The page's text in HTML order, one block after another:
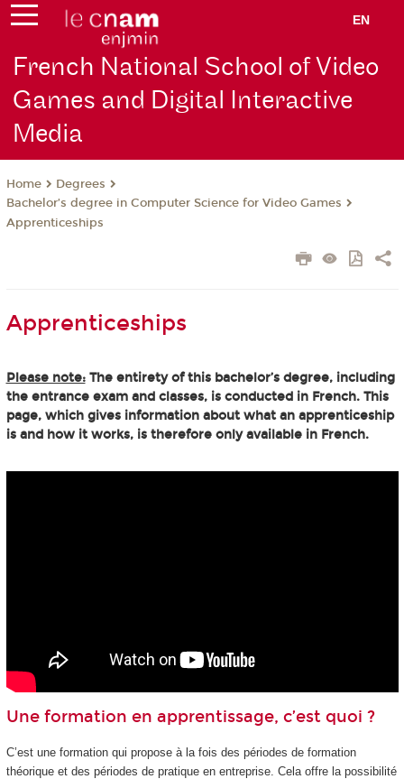
EN
French National School of Video
Games and Digital Interactive
Media
Home
Degrees
Bachelor’s degree in Computer Science for Video Games
Apprenticeships
Apprenticeships
Please note:The entirety of this bachelor’s degree, including
the entrance exam and classes, is conducted in French. This
page, which gives information about what an apprenticeship
is and how it works, is therefore only available in French.
Une formation en apprentissage, c’est quoi ?
C’est une formation qui propose à la fois des périodes de formation
théorique et des périodes de pratique en entreprise. Cela offre la possibilité